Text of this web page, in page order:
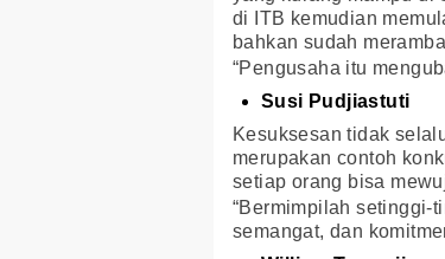
di ITB kemudian
bahkan sudah
“Pengusaha itu
Susi Pudjiastuti
Kesuksesan tidak
merupakan contoh
setiap orang bisa
“Bermimpilah setinggi-
semangat, dan